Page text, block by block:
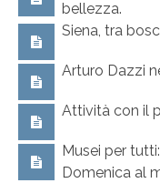
bellezza.
Siena, tra
Arturo Dazzi
Attività con il
Musei per
Domenica al